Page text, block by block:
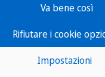
Impostazioni
Rifiutare i cookie
Va bene così